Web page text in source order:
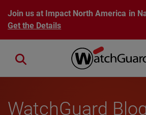
Skip to main content
Join us at Impact North America in
Get the Details
Close search
WatchGuard